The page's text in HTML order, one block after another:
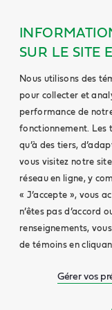
SUR LE SITE
Nous utilisons des
pour collecter et
performance de
fonctionnement. Les
qu’à des tiers,
vous visitez notre
réseau en ligne, y
« J’accepte », vous
n’êtes pas d’accord
renseignements,
de témoins en
Gérer vos